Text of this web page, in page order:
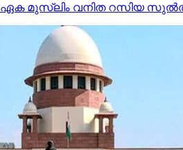
ഏക മുസ്‌ലിം വനിത റസിയ